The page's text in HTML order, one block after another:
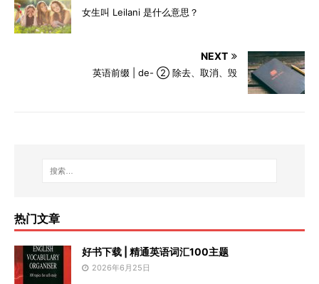
女生叫 Leilani 是什么意思？
NEXT
英语前缀 | de- ② 除去、取消、毁
热门文章
好书下载 | 精通英语词汇100主题
2026年6月25日